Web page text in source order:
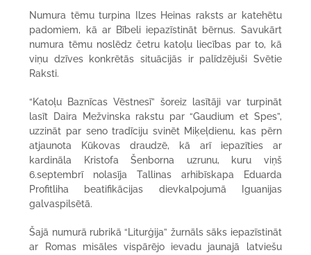
Numura tēmu turpina Ilzes Heinas raksts ar katehētu
padomiem, kā ar Bībeli iepazīstināt bērnus. Savukārt
numura tēmu noslēdz četru katoļu liecības par to, kā
viņu dzīves konkrētās situācijās ir palīdzējuši Svētie
Raksti.
“Katoļu Baznīcas Vēstnesī” šoreiz lasītāji var turpināt
lasīt Daira Mežvinska rakstu par “Gaudium et Spes”,
uzzināt par seno tradīciju svinēt Miķeļdienu, kas pērn
atjaunota Kūkovas draudzē, kā arī iepazīties ar
kardināla Kristofa Šenborna uzrunu, kuru viņš
6.septembrī nolasīja Tallinas arhibīskapa Eduarda
Profitliha beatifikācijas dievkalpojumā Iguanijas
galvaspilsētā.
Šajā numurā rubrikā “Liturģija” žurnāls sāks iepazīstināt
ar Romas misāles vispārējo ievadu jaunajā latviešu